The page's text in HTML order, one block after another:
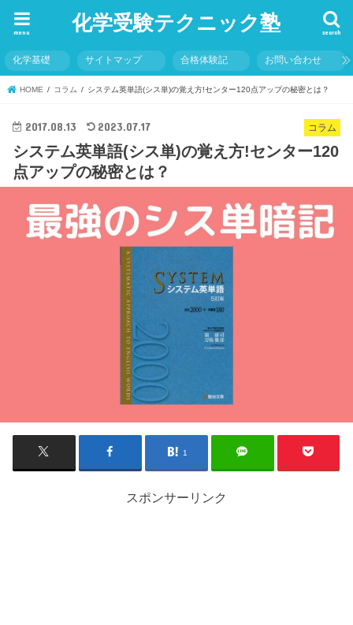
化学受験テクニック塾 search
menu
化学基礎 サイトマップ 合格体験記 お問い合わせ
HOME コラム システム英単語(シス単)の覚え方!センター120点アップの秘密とは？
コラム
2017.08.13 2023.07.17
システム英単語(シス単)の覚え方!センター120
点アップの秘密とは？
1
スポンサーリンク